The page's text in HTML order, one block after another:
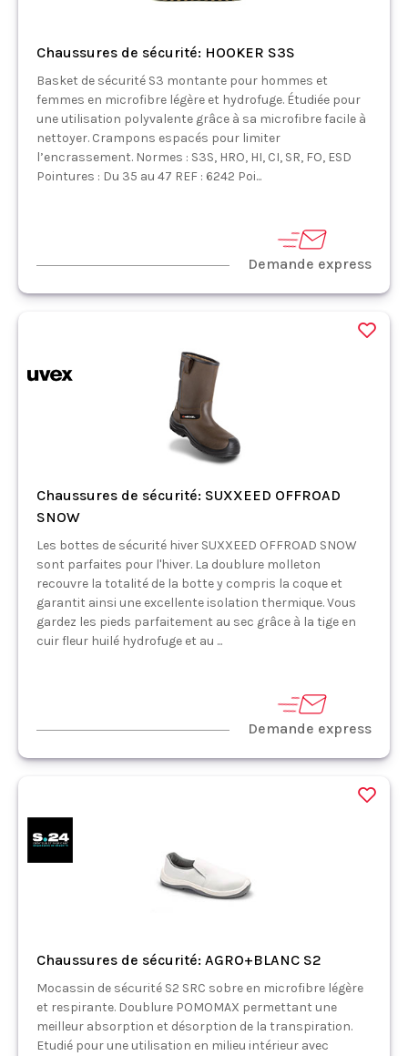
Chaussures de sécurité: HOOKER S3S
Basket de sécurité S3 montante pour hommes et
femmes en microfibre légère et hydrofuge. Étudiée pour
une utilisation polyvalente grâce à sa microfibre facile à
nettoyer. Crampons espacés pour limiter
l’encrassement. Normes : S3S, HRO, HI, CI, SR, FO, ESD
Pointures : Du 35 au 47 REF : 6242 Poi...
Demande express
Chaussures de sécurité: SUXXEED OFFROAD
SNOW
Les bottes de sécurité hiver SUXXEED OFFROAD SNOW
sont parfaites pour l'hiver. La doublure molleton
recouvre la totalité de la botte y compris la coque et
garantit ainsi une excellente isolation thermique. Vous
gardez les pieds parfaitement au sec grâce à la tige en
cuir fleur huilé hydrofuge et au ...
Demande express
Chaussures de sécurité: AGRO+BLANC S2
Mocassin de sécurité S2 SRC sobre en microfibre légère
et respirante. Doublure POMOMAX permettant une
meilleur absorption et désorption de la transpiration.
Etudié pour une utilisation en milieu intérieur avec